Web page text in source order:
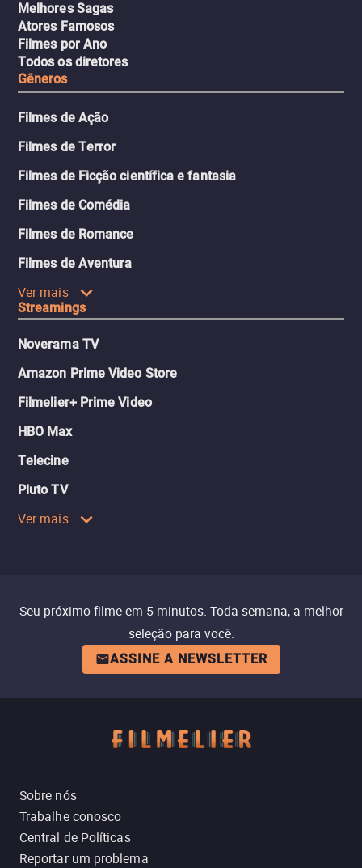
Melhores Sagas
Atores Famosos
Filmes por Ano
Todos os diretores
Gêneros
Filmes de Ação
Filmes de Terror
Filmes de Ficção científica e fantasia
Filmes de Comédia
Filmes de Romance
Filmes de Aventura
Ver mais
Streamings
Noverama TV
Amazon Prime Video Store
Filmelier+ Prime Video
HBO Max
Telecine
Pluto TV
Ver mais
Seu próximo filme em 5 minutos. Toda semana, a melhor
seleção para você.
ASSINE A NEWSLETTER
Sobre nós
Trabalhe conosco
Central de Políticas
Reportar um problema